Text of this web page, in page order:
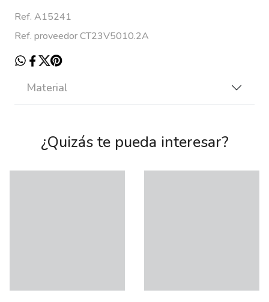
Ref. A15241
Ref. proveedor CT23V5010.2A
Material
¿Quizás te pueda interesar?